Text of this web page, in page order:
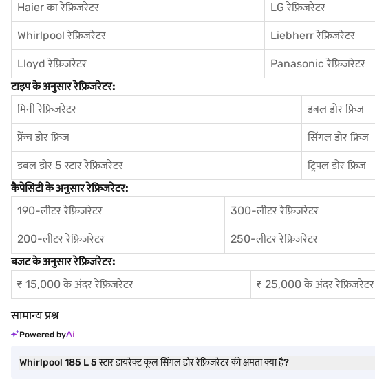
Haier का रेफ्रिजरेटर LG रेफ्रिजरेटर
Whirlpool रेफ्रिजरेटर Liebherr रेफ्रिजरेटर
Lloyd रेफ्रिजरेटर
Panasonic रेफ्रिजरेटर
टाइप के अनुसार रेफ्रिजरेटर:
मिनी रेफ्रिजरेटर
डबल डोर फ्रिज
फ्रेंच डोर फ्रिज सिंगल डोर फ्रिज
डबल डोर 5 स्टार रेफ्रिजरेटर ट्रिपल डोर फ्रिज
कैपेसिटी के अनुसार रेफ्रिजरेटर:
190-लीटर रेफ्रिजरेटर
300-लीटर रेफ्रिजरेटर
200-लीटर रेफ्रिजरेटर 250-लीटर रेफ्रिजरेटर
बजट के अनुसार रेफ्रिजरेटर:
₹ 15,000 के अंदर रेफ्रिजरेटर
₹ 25,000 के अंदर रेफ्रिजरेटर
सामान्य प्रश्न
Powered by
Whirlpool 185 L 5 स्टार डायरेक्ट कूल सिंगल डोर रेफ्रिजरेटर की क्षमता क्या है?